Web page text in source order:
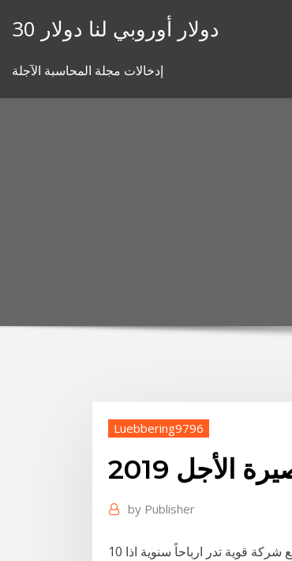
30 دولار أوروبي لنا دولار
إدخالات مجلة المحاسبة الآجلة
Luebbering9796
2019
by Publisher
10 نيسان (إبريل) 2020 افضل سهم للاستثمار 2019 هو السهم الذي يتبع شركة قوية تدر ارباحاً سنوية اذا